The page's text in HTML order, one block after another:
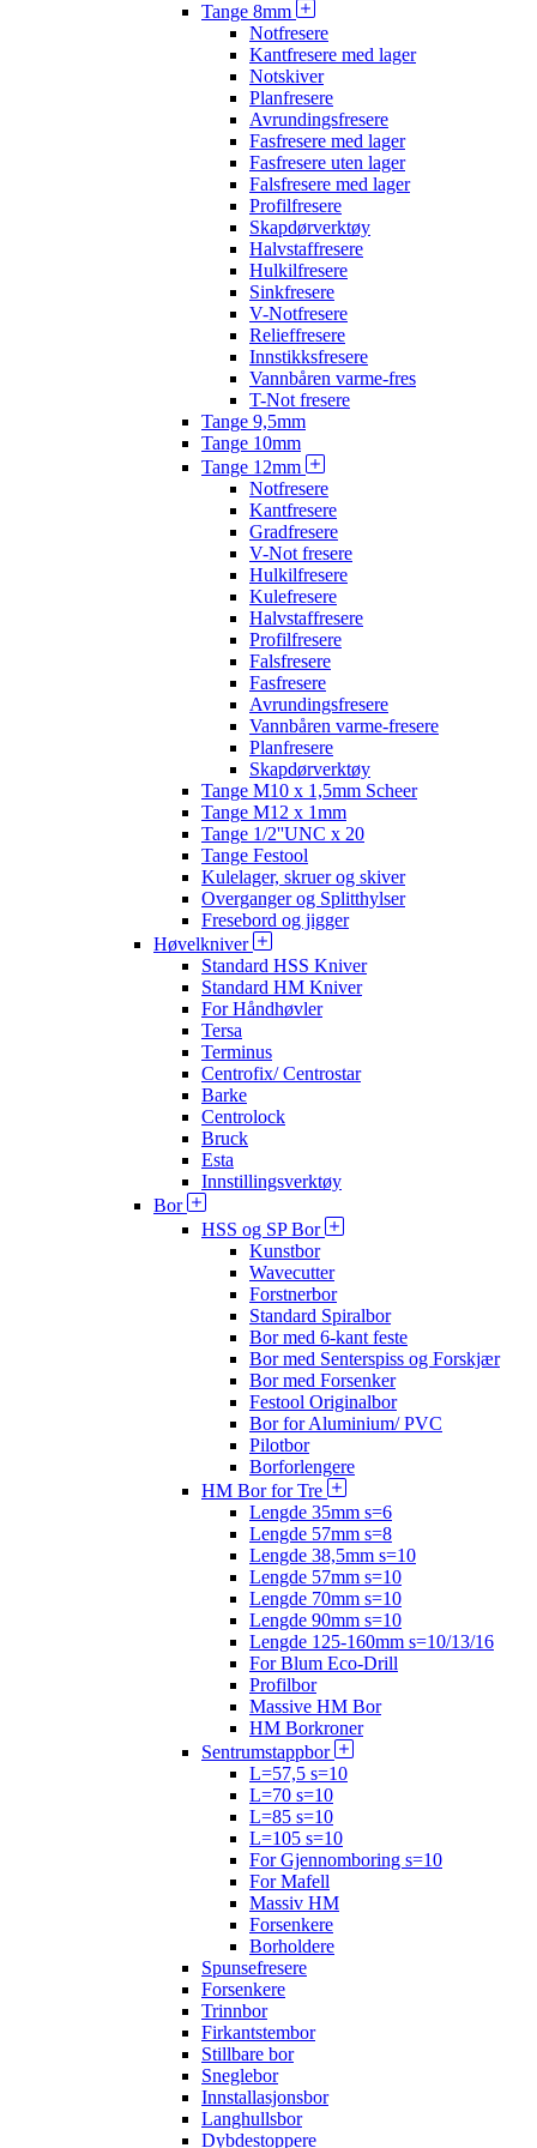
Tange 8mm
Notfresere
Kantfresere med lager
Notskiver
Planfresere
Avrundingsfresere
Fasfresere med lager
Fasfresere uten lager
Falsfresere med lager
Profilfresere
Skapdørverktøy
Halvstaffresere
Hulkilfresere
Sinkfresere
V-Notfresere
Relieffresere
Innstikksfresere
Vannbåren varme-fres
T-Not fresere
Tange 9,5mm
Tange 10mm
Tange 12mm
Notfresere
Kantfresere
Gradfresere
V-Not fresere
Hulkilfresere
Kulefresere
Halvstaffresere
Profilfresere
Falsfresere
Fasfresere
Avrundingsfresere
Vannbåren varme-fresere
Planfresere
Skapdørverktøy
Tange M10 x 1,5mm Scheer
Tange M12 x 1mm
Tange 1/2''UNC x 20
Tange Festool
Kulelager, skruer og skiver
Overganger og Splitthylser
Fresebord og jigger
Høvelkniver
Standard HSS Kniver
Standard HM Kniver
For Håndhøvler
Tersa
Terminus
Centrofix/ Centrostar
Barke
Centrolock
Bruck
Esta
Innstillingsverktøy
Bor
HSS og SP Bor
Kunstbor
Wavecutter
Forstnerbor
Standard Spiralbor
Bor med 6-kant feste
Bor med Senterspiss og Forskjær
Bor med Forsenker
Festool Originalbor
Bor for Aluminium/ PVC
Pilotbor
Borforlengere
HM Bor for Tre
Lengde 35mm s=6
Lengde 57mm s=8
Lengde 38,5mm s=10
Lengde 57mm s=10
Lengde 70mm s=10
Lengde 90mm s=10
Lengde 125-160mm s=10/13/16
For Blum Eco-Drill
Profilbor
Massive HM Bor
HM Borkroner
Sentrumstappbor
L=57,5 s=10
L=70 s=10
L=85 s=10
L=105 s=10
For Gjennomboring s=10
For Mafell
Massiv HM
Forsenkere
Borholdere
Spunsefresere
Forsenkere
Trinnbor
Firkantstembor
Stillbare bor
Sneglebor
Innstallasjonsbor
Langhullsbor
Dybdestoppere